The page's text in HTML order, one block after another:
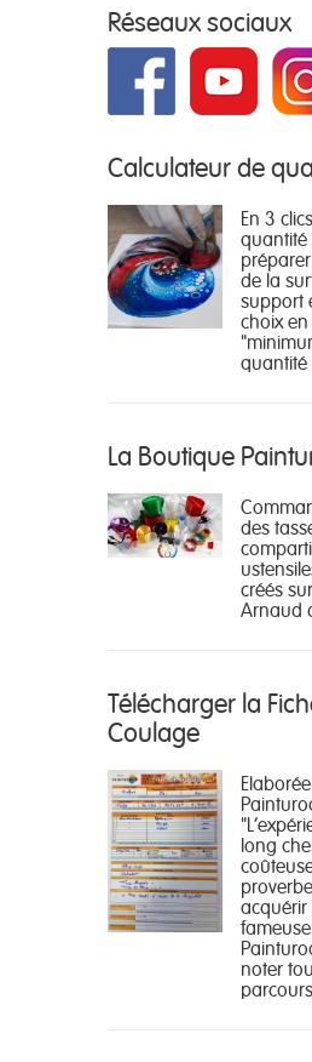
Réseaux sociaux
Calculateur de
En 3
quantité
de la
support
choix
quantité
La Boutique
des
créés
Arnaud
Télécharger la
Coulage
long
acquérir
noter